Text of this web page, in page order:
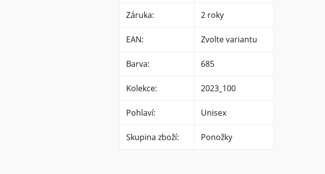
Záruka: 2 roky
EAN: Zvolte variantu
Barva: 685
Kolekce: 2023_100
Pohlaví: Unisex
Skupina zboží: Ponožky